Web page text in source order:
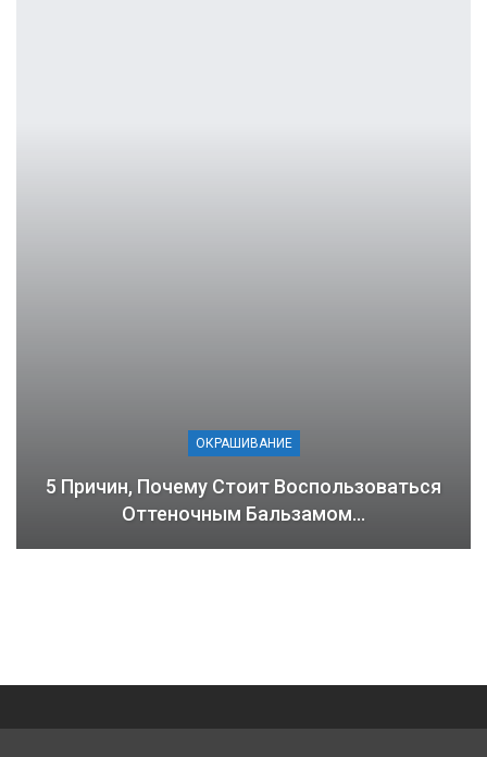
ОКРАШИВАНИЕ
5 Причин, Почему Стоит Воспользоваться
Оттеночным Бальзамом…